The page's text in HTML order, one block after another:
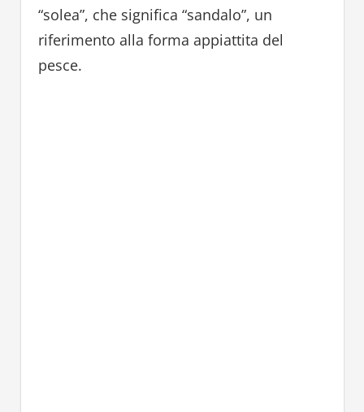
“solea”, che significa “sandalo”, un
riferimento alla forma appiattita del
pesce.